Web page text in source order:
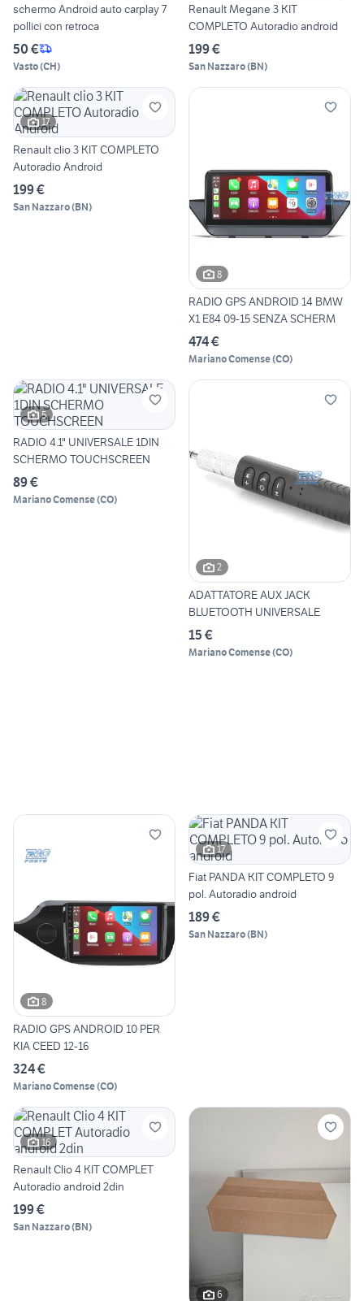
schermo Android auto carplay 7
pollici con retroca
50 €
Vasto(CH)
Renault Megane 3 KIT
COMPLETO Autoradio android
199 €
San Nazzaro(BN)
17
Renault clio 3 KIT COMPLETO
Autoradio Android
199 €
San Nazzaro(BN)
8
RADIO GPS ANDROID 14 BMW
X1 E84 09-15 SENZA SCHERM
474 €
Mariano Comense(CO)
5
RADIO 4.1" UNIVERSALE 1DIN
SCHERMO TOUCHSCREEN
89 €
Mariano Comense(CO)
2
ADATTATORE AUX JACK
BLUETOOTH UNIVERSALE
15 €
Mariano Comense(CO)
8
RADIO GPS ANDROID 10 PER
KIA CEED 12-16
324 €
Mariano Comense(CO)
17
Fiat PANDA KIT COMPLETO 9
pol. Autoradio android
189 €
San Nazzaro(BN)
16
Renault Clio 4 KIT COMPLET
Autoradio android 2din
199 €
San Nazzaro(BN)
6